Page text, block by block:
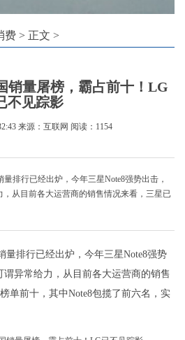
费 > 正文 >
销量屠榜，霸占前十！LG
不见踪影
来源：互联网 阅读：1154
量排行已经出炉，今年三星Note8强势出击，
，从目前各大运营商的销售情况来看，三星已
量排行已经出炉，今年三星Note8强势
谓异常给力，从目前各大运营商的销售
单前十，其中Note8包揽了前六名，实